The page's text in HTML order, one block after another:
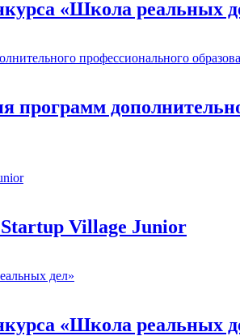
«Школа реальных
Village Junior
«Школа реальных